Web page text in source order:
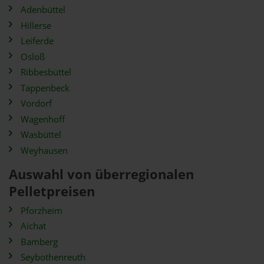
Adenbüttel
Hillerse
Leiferde
Osloß
Ribbesbüttel
Tappenbeck
Vordorf
Wagenhoff
Wasbüttel
Weyhausen
Auswahl von überregionalen
Pelletpreisen
Pforzheim
Aichat
Bamberg
Seybothenreuth